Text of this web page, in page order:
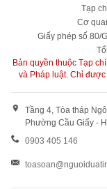
Tạp
Cơ
Giấy phép số 80/
Bản quyền thuộc Tạp
và Pháp luật. Chỉ
Tầng 4, Tòa tháp
Phường Cầu Giấy -
0903 405 146